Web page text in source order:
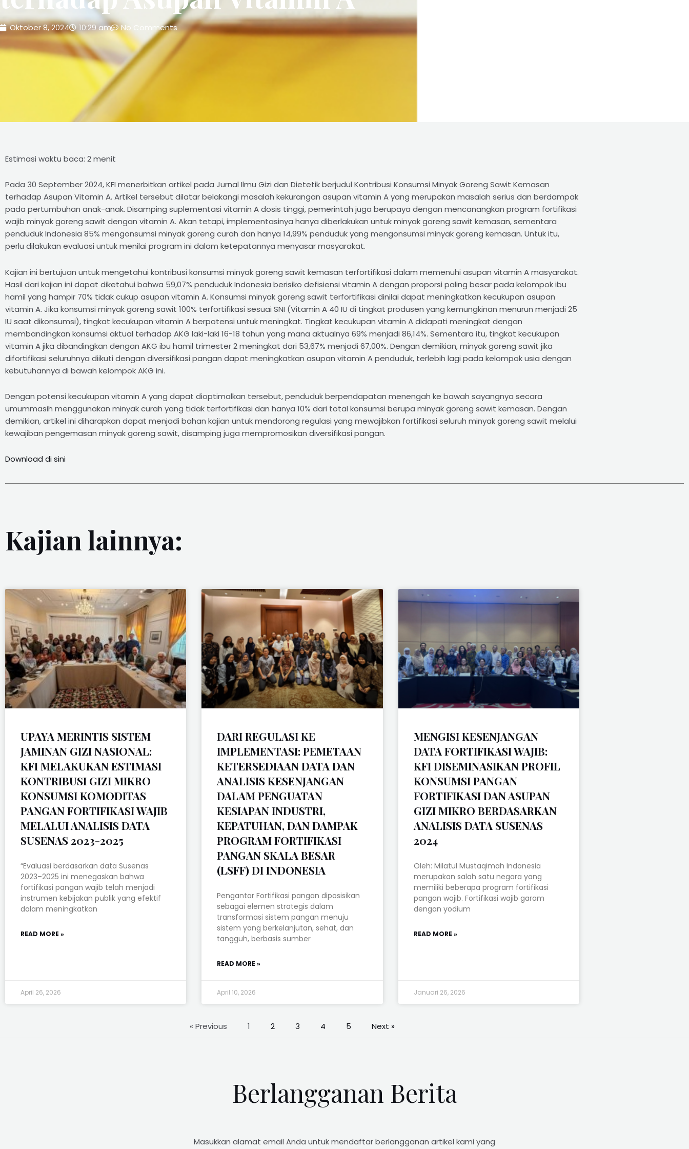
Oktober 8, 2024 10:29 am No Comments
Estimasi waktu baca: 2 menit
Pada 30 September 2024, KFI menerbitkan artikel pada Jurnal Ilmu Gizi dan Dietetik berjudul Kontribusi Konsumsi Minyak Goreng Sawit Kemasan
terhadap Asupan Vitamin A. Artikel tersebut dilatar belakangi masalah kekurangan asupan vitamin A yang merupakan masalah serius dan berdampak
pada pertumbuhan anak-anak. Disamping suplementasi vitamin A dosis tinggi, pemerintah juga berupaya dengan mencanangkan program fortifikasi
wajib minyak goreng sawit dengan vitamin A. Akan tetapi, implementasinya hanya diberlakukan untuk minyak goreng sawit kemasan, sementara
penduduk Indonesia 85% mengonsumsi minyak goreng curah dan hanya 14,99% penduduk yang mengonsumsi minyak goreng kemasan. Untuk itu,
perlu dilakukan evaluasi untuk menilai program ini dalam ketepatannya menyasar masyarakat.
Kajian ini bertujuan untuk mengetahui kontribusi konsumsi minyak goreng sawit kemasan terfortifikasi dalam memenuhi asupan vitamin A masyarakat.
Hasil dari kajian ini dapat diketahui bahwa 59,07% penduduk Indonesia berisiko defisiensi vitamin A dengan proporsi paling besar pada kelompok ibu
hamil yang hampir 70% tidak cukup asupan vitamin A. Konsumsi minyak goreng sawit terfortifikasi dinilai dapat meningkatkan kecukupan asupan
vitamin A. Jika konsumsi minyak goreng sawit 100% terfortifikasi sesuai SNI (Vitamin A 40 IU di tingkat produsen yang kemungkinan menurun menjadi 25
IU saat dikonsumsi), tingkat kecukupan vitamin A berpotensi untuk meningkat. Tingkat kecukupan vitamin A didapati meningkat dengan
membandingkan konsumsi aktual terhadap AKG laki-laki 16-18 tahun yang mana aktualnya 69% menjadi 86,14%. Sementara itu, tingkat kecukupan
vitamin A jika dibandingkan dengan AKG ibu hamil trimester 2 meningkat dari 53,67% menjadi 67,00%. Dengan demikian, minyak goreng sawit jika
difortifikasi seluruhnya diikuti dengan diversifikasi pangan dapat meningkatkan asupan vitamin A penduduk, terlebih lagi pada kelompok usia dengan
kebutuhannya di bawah kelompok AKG ini.
Dengan potensi kecukupan vitamin A yang dapat dioptimalkan tersebut, penduduk berpendapatan menengah ke bawah sayangnya secara
umummasih menggunakan minyak curah yang tidak terfortifikasi dan hanya 10% dari total konsumsi berupa minyak goreng sawit kemasan. Dengan
demikian, artikel ini diharapkan dapat menjadi bahan kajian untuk mendorong regulasi yang mewajibkan fortifikasi seluruh minyak goreng sawit melalui
kewajiban pengemasan minyak goreng sawit, disamping juga mempromosikan diversifikasi pangan.
Download di sini
Kajian lainnya:
UPAYA MERINTIS SISTEM
JAMINAN GIZI NASIONAL:
KFI MELAKUKAN ESTIMASI
KONTRIBUSI GIZI MIKRO
KONSUMSI KOMODITAS
PANGAN FORTIFIKASI WAJIB
MELALUI ANALISIS DATA
SUSENAS 2023-2025
“Evaluasi berdasarkan data Susenas
2023–2025 ini menegaskan bahwa
fortifikasi pangan wajib telah menjadi
instrumen kebijakan publik yang efektif
dalam meningkatkan
READ MORE »
April 26, 2026
DARI REGULASI KE
IMPLEMENTASI: PEMETAAN
KETERSEDIAAN DATA DAN
ANALISIS KESENJANGAN
DALAM PENGUATAN
KESIAPAN INDUSTRI,
KEPATUHAN, DAN DAMPAK
PROGRAM FORTIFIKASI
PANGAN SKALA BESAR
(LSFF) DI INDONESIA
Pengantar Fortifikasi pangan diposisikan
sebagai elemen strategis dalam
transformasi sistem pangan menuju
sistem yang berkelanjutan, sehat, dan
tangguh, berbasis sumber
READ MORE »
April 10, 2026
MENGISI KESENJANGAN
DATA FORTIFIKASI WAJIB:
KFI DISEMINASIKAN PROFIL
KONSUMSI PANGAN
FORTIFIKASI DAN ASUPAN
GIZI MIKRO BERDASARKAN
ANALISIS DATA SUSENAS
2024
Oleh: Milatul Mustaqimah Indonesia
merupakan salah satu negara yang
memiliki beberapa program fortifikasi
pangan wajib. Fortifikasi wajib garam
dengan yodium
READ MORE »
Januari 26, 2026
« Previous 1 2 3 4 5 Next »
Berlangganan Berita
Masukkan alamat email Anda untuk mendaftar berlangganan artikel kami yang